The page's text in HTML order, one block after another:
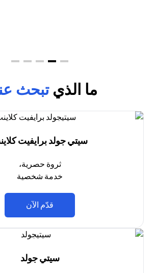
ما الذيتبحث
سيتي جولد برايفيت
ثروة حصرية،
خدمة شخصية
قدّم الآن
سيتي جولد